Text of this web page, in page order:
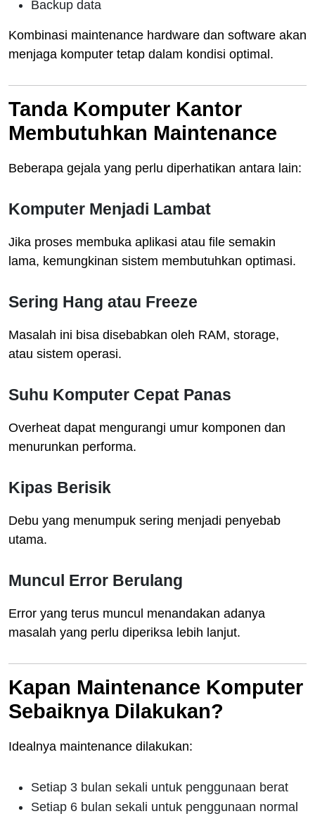
Backup data
Kombinasi maintenance hardware dan software akan
menjaga komputer tetap dalam kondisi optimal.
Tanda Komputer Kantor
Membutuhkan Maintenance
Beberapa gejala yang perlu diperhatikan antara lain:
Komputer Menjadi Lambat
Jika proses membuka aplikasi atau file semakin
lama, kemungkinan sistem membutuhkan optimasi.
Sering Hang atau Freeze
Masalah ini bisa disebabkan oleh RAM, storage,
atau sistem operasi.
Suhu Komputer Cepat Panas
Overheat dapat mengurangi umur komponen dan
menurunkan performa.
Kipas Berisik
Debu yang menumpuk sering menjadi penyebab
utama.
Muncul Error Berulang
Error yang terus muncul menandakan adanya
masalah yang perlu diperiksa lebih lanjut.
Kapan Maintenance Komputer
Sebaiknya Dilakukan?
Idealnya maintenance dilakukan:
Setiap 3 bulan sekali untuk penggunaan berat
Setiap 6 bulan sekali untuk penggunaan normal